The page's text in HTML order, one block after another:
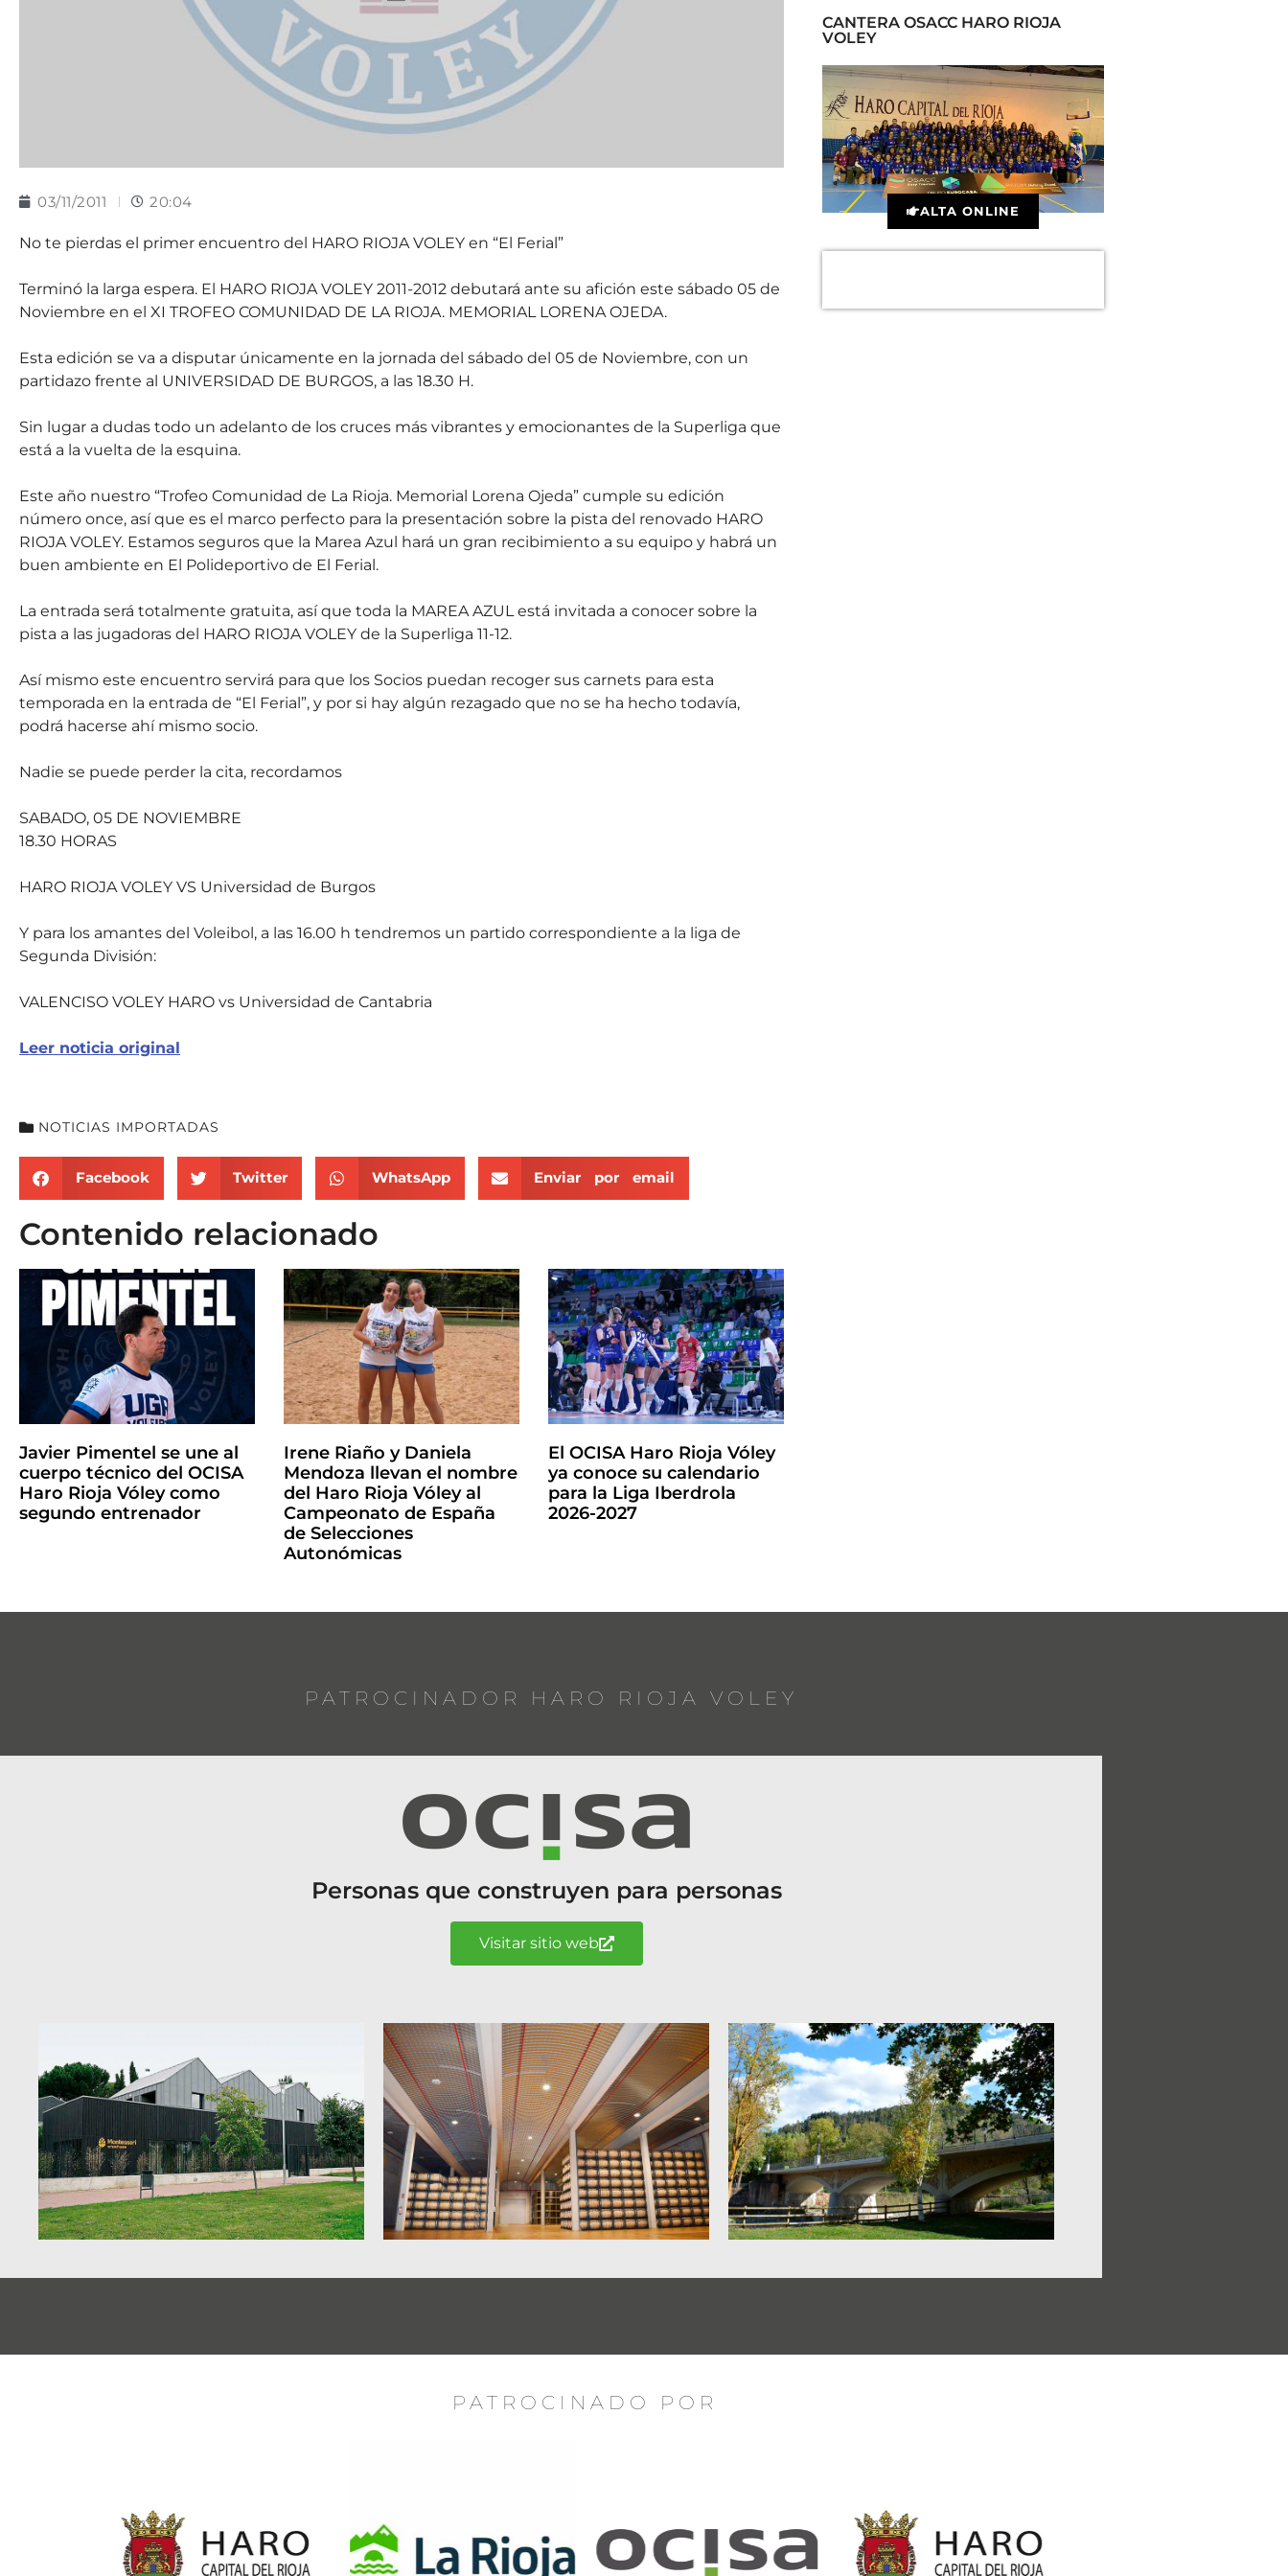
03/11/2011 20:04
No te pierdas el primer encuentro del HARO RIOJA VOLEY en “El Ferial”
Terminó la larga espera. El HARO RIOJA VOLEY 2011-2012 debutará ante su afición este sábado 05 de
Noviembre en el XI TROFEO COMUNIDAD DE LA RIOJA. MEMORIAL LORENA OJEDA.
Esta edición se va a disputar únicamente en la jornada del sábado del 05 de Noviembre, con un
partidazo frente al UNIVERSIDAD DE BURGOS, a las 18.30 H.
Sin lugar a dudas todo un adelanto de los cruces más vibrantes y emocionantes de la Superliga que
está a la vuelta de la esquina.
Este año nuestro “Trofeo Comunidad de La Rioja. Memorial Lorena Ojeda” cumple su edición
número once, así que es el marco perfecto para la presentación sobre la pista del renovado HARO
RIOJA VOLEY. Estamos seguros que la Marea Azul hará un gran recibimiento a su equipo y habrá un
buen ambiente en El Polideportivo de El Ferial.
La entrada será totalmente gratuita, así que toda la MAREA AZUL está invitada a conocer sobre la
pista a las jugadoras del HARO RIOJA VOLEY de la Superliga 11-12.
Así mismo este encuentro servirá para que los Socios puedan recoger sus carnets para esta
temporada en la entrada de “El Ferial”, y por si hay algún rezagado que no se ha hecho todavía,
podrá hacerse ahí mismo socio.
Nadie se puede perder la cita, recordamos
SABADO, 05 DE NOVIEMBRE
18.30 HORAS
HARO RIOJA VOLEY VS Universidad de Burgos
Y para los amantes del Voleibol, a las 16.00 h tendremos un partido correspondiente a la liga de
Segunda División:
VALENCISO VOLEY HARO vs Universidad de Cantabria
Leer noticia original
NOTICIAS IMPORTADAS
Facebook Twitter WhatsApp Enviar por email
Contenido relacionado
Javier Pimentel se une al
cuerpo técnico del OCISA
Haro Rioja Vóley como
segundo entrenador
Irene Riaño y Daniela
Mendoza llevan el nombre
del Haro Rioja Vóley al
Campeonato de España
de Selecciones
Autonómicas
El OCISA Haro Rioja Vóley
ya conoce su calendario
para la Liga Iberdrola
2026-2027
CANTERA OSACC HARO RIOJA
VOLEY
ALTA ONLINE
PATROCINADOR HARO RIOJA VOLEY
Personas que construyen para personas
Visitar sitio web
PATROCINADO POR